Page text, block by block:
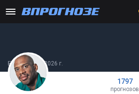
Был(а) 29.07.2026 г.
1797
прогнозов